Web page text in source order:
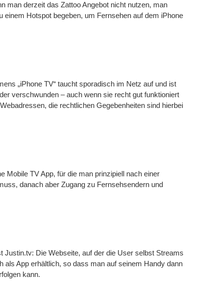
man derzeit das Zattoo Angebot nicht nutzen, man
einem Hotspot begeben, um Fernsehen auf dem iPhone
„iPhone TV“ taucht sporadisch im Netz auf und ist
verschwunden – auch wenn sie recht gut funktioniert
die rechtlichen Gegebenheiten sind hierbei
Mobile TV App, für die man prinzipiell nach einer
danach aber Zugang zu Fernsehsendern und
Justin.tv: Die Webseite, auf der die User selbst Streams
als App erhältlich, so dass man auf seinem Handy dann
kann.